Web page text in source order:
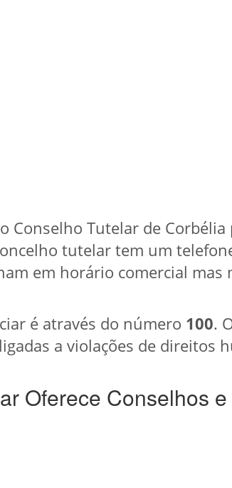
Conselho Tutelar de
tutelar tem um
em horário comercial
é através do número 100.
a violações de direitos
Oferece Conselhos